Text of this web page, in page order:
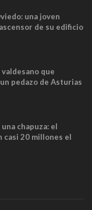
una joven
de su edificio
minutos
que
pedazo de Asturias
una chapuza: el
casi 20 millones el
no cabían por los